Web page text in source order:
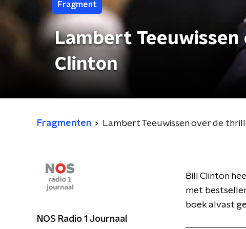
Fragment
Lambert
Clinton
Fragmenten Lambert Teeuwissen over de
NOS Radio 1 Journaal
Bill Clinton
met
boek alvast